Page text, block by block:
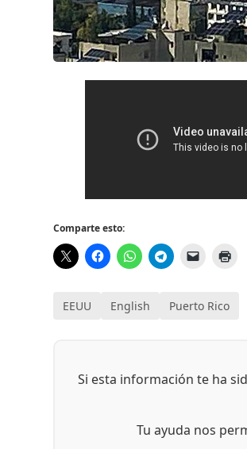
Comparte esto:
EEUU English Puerto Rico
Si esta información te ha
Tu ayuda nos